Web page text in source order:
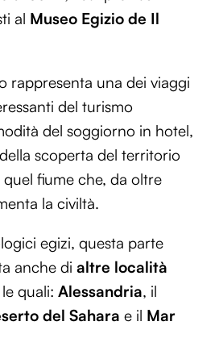
al Museo Egizio de Il
rappresenta una dei viaggi
del turismo
del soggiorno in hotel,
scoperta del territorio
fiume che, da oltre
la civiltà.
egizi, questa parte
anche di altre località
quali: Alessandria, il
del Sahara e il Mar